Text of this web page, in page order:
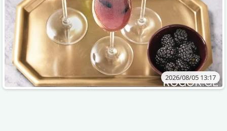
2026/08/05 13:17